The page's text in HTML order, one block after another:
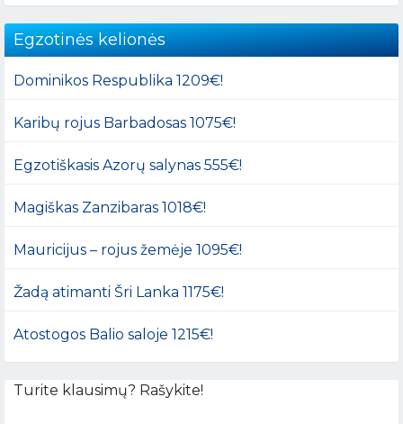
Egzotinės kelionės
Dominikos Respublika 1209€!
Karibų rojus Barbadosas 1075€!
Egzotiškasis Azorų salynas 555€!
Magiškas Zanzibaras 1018€!
Mauricijus – rojus žemėje 1095€!
Žadą atimanti Šri Lanka 1175€!
Atostogos Balio saloje 1215€!
Turite klausimų? Rašykite!